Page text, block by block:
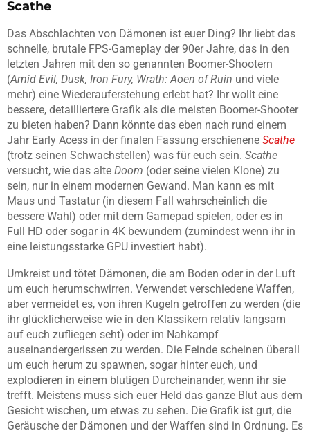
Scathe
Das Abschlachten von Dämonen ist euer Ding? Ihr liebt das
schnelle, brutale FPS-Gameplay der 90er Jahre, das in den
letzten Jahren mit den so genannten Boomer-Shootern
(Amid Evil, Dusk, Iron Fury, Wrath: Aoen of Ruin und viele
mehr) eine Wiederauferstehung erlebt hat? Ihr wollt eine
bessere, detailliertere Grafik als die meisten Boomer-Shooter
zu bieten haben? Dann könnte das eben nach rund einem
Jahr Early Acess in der finalen Fassung erschienene Scathe
(trotz seinen Schwachstellen) was für euch sein. Scathe
versucht, wie das alte Doom (oder seine vielen Klone) zu
sein, nur in einem modernen Gewand. Man kann es mit
Maus und Tastatur (in diesem Fall wahrscheinlich die
bessere Wahl) oder mit dem Gamepad spielen, oder es in
Full HD oder sogar in 4K bewundern (zumindest wenn ihr in
eine leistungsstarke GPU investiert habt).
Umkreist und tötet Dämonen, die am Boden oder in der Luft
um euch herumschwirren. Verwendet verschiedene Waffen,
aber vermeidet es, von ihren Kugeln getroffen zu werden (die
ihr glücklicherweise wie in den Klassikern relativ langsam
auf euch zufliegen seht) oder im Nahkampf
auseinandergerissen zu werden. Die Feinde scheinen überall
um euch herum zu spawnen, sogar hinter euch, und
explodieren in einem blutigen Durcheinander, wenn ihr sie
trefft. Meistens muss sich euer Held das ganze Blut aus dem
Gesicht wischen, um etwas zu sehen. Die Grafik ist gut, die
Geräusche der Dämonen und der Waffen sind in Ordnung. Es